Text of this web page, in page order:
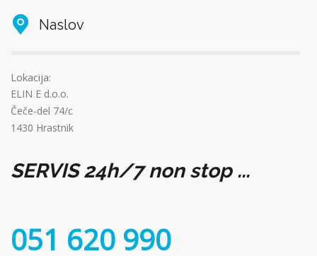
Naslov
Lokacija:
ELIN E d.o.o.
Čeče-del 74/c
1430 Hrastnik
SERVIS 24h/7 non stop ...
051 620 990